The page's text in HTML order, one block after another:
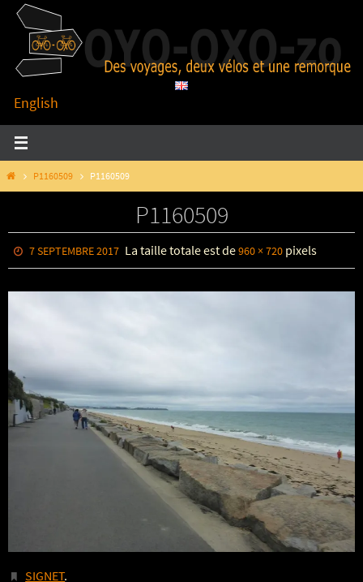
Passer
contenu
English
HOMEP1160509 P1160509
P1160509
7 SEPTEMBRE 2017 La taille totale est de960 × 720 pixels
SIGNET.